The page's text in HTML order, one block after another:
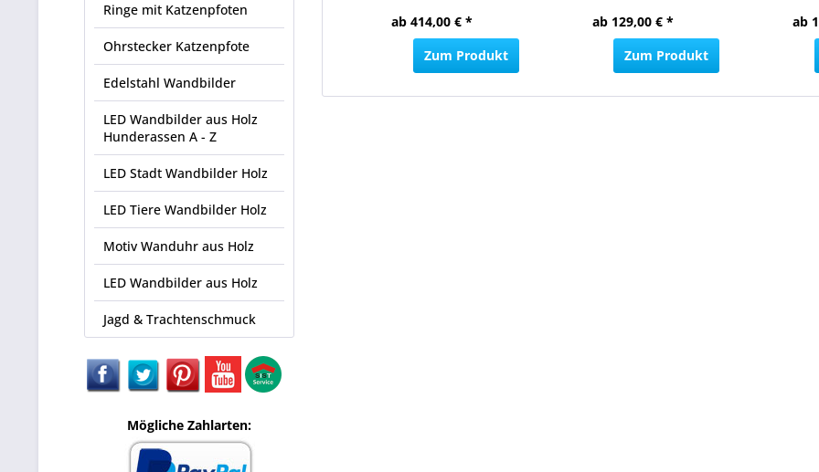
Ringe mit Katzenpfoten
Ohrstecker Katzenpfote
Edelstahl Wandbilder
LED Wandbilder aus Holz
Hunderassen A - Z
LED Stadt Wandbilder Holz
LED Tiere Wandbilder Holz
Motiv Wanduhr aus Holz
LED Wandbilder aus Holz
Jagd & Trachtenschmuck
Mögliche Zahlarten:
ab 414,00 € *
Zum Produkt
ab 129,00 € *
Zum Produkt
ab